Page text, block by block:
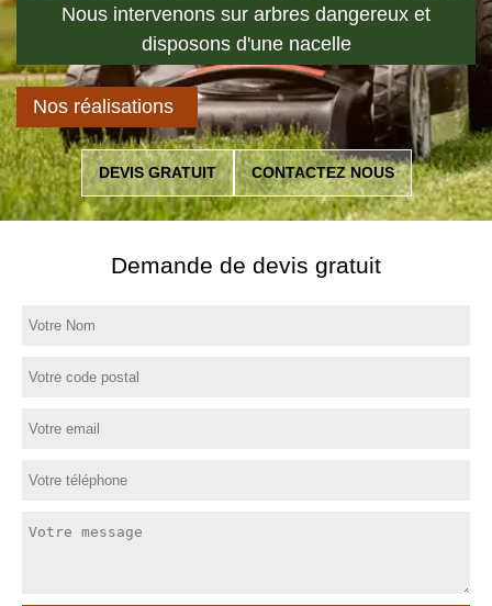
Nous intervenons sur arbres dangereux et
disposons d'une nacelle
Nos réalisations
DEVIS GRATUIT CONTACTEZ NOUS
Demande de devis gratuit